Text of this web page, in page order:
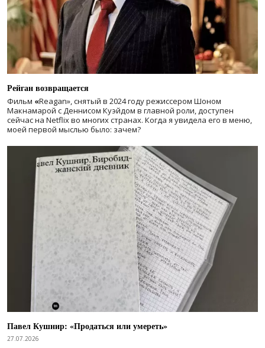
Рейган возвращается
Фильм «Reagan», снятый в 2024 годурежиссером Шоном
Макнамарой с Деннисом Куэйдом в главной роли, доступен
сейчас на Netflix во многих странах. Когда я увидела его в меню,
моей первой мыслью было: зачем?
Павел Кушнир: «Продаться или умереть»
27.07.2026